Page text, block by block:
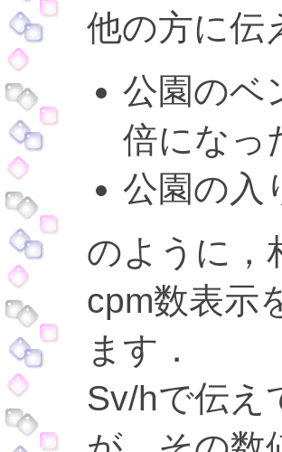
他の方に伝
公園のベ
倍になっ
公園の入
のように，
cpm数表示
ます．
Sv/hで伝え